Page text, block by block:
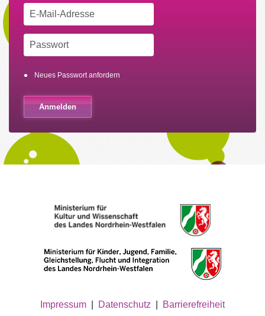
Neues Passwort anfordern
Impressum Datenschutz Barrierefreiheit